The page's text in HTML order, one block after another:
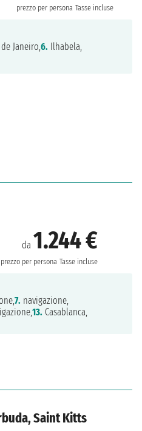
prezzo per persona Tasse incluse
Janeiro,6. Ilhabela,
da 1.244 €
prezzo per persona Tasse incluse
7. navigazione,
13. Casablanca,
Saint Kitts